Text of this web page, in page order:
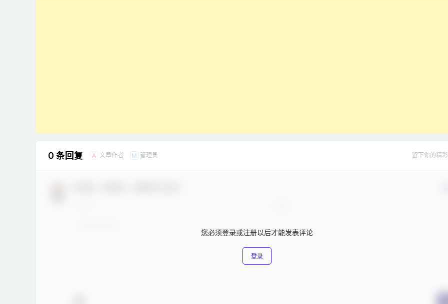
0 条回复 A 文章作者 M 管理员 留下你的精
您必须登录或注册以后才能发表评论
登录